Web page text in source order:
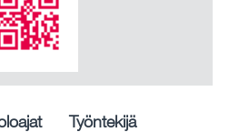
Työntekijä